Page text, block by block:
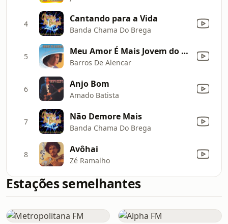
4 Cantando para a Vida
Banda Chama Do Brega
5 Meu Amor É Mais Jovem do Que Eu
Barros De Alencar
6 Anjo Bom
Amado Batista
7 Não Demore Mais
Banda Chama Do Brega
8 Avôhai
Zé Ramalho
Estações semelhantes